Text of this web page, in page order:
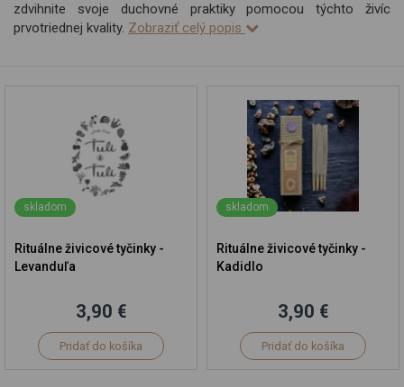
zdvihnite svoje duchovné praktiky pomocou týchto živíc
prvotriednej kvality. Zobraziť celý popis
skladom
Rituálne živicové tyčinky -
Levanduľa
3,90 €
Pridať do košíka
skladom
Rituálne živicové tyčinky -
Kadidlo
3,90 €
Pridať do košíka